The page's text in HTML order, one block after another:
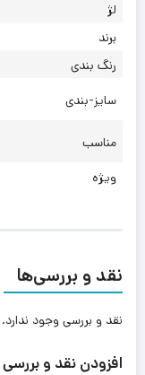
لژ
برند
رنگ بندی
سایز-بندی
مناسب
ویژه
نقد و بررسی‌ها
نقد و بررسی وجود ندارد.
افزودن نقد و بررسی